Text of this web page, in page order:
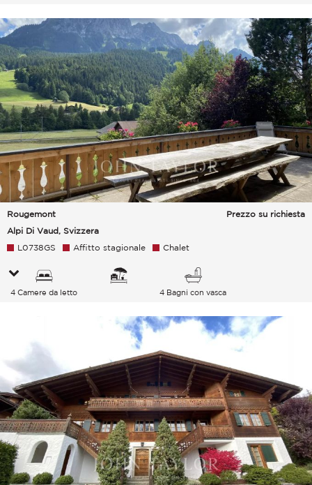
Rougemont
Alpi Di Vaud, Svizzera
Prezzo su richiesta
L0738GS Affitto stagionale Chalet
4 Camere da letto 4 Bagni con vasca